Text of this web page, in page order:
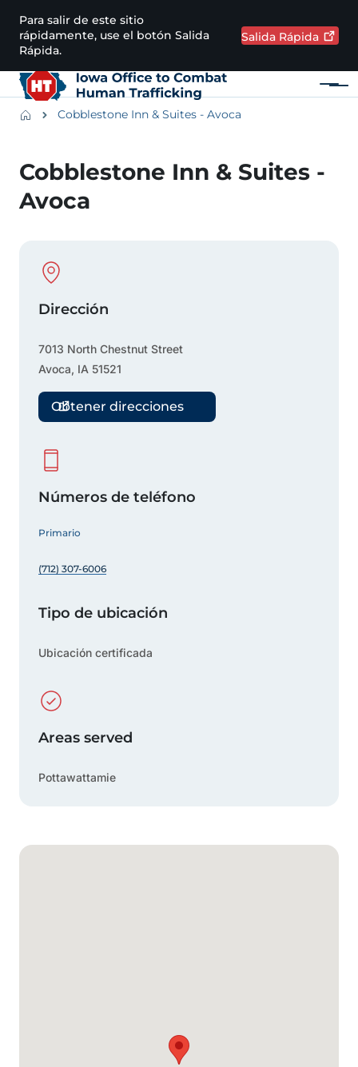
Pasar al contenido principal
Para salir de este sitio
rápidamente, use el botón Salida
Rápida.
Salida Rápida
Menú
Main navigation
BreadcrumbsCobblestone Inn & Suites - Avoca
Cobblestone Inn & Suites -
Avoca
Mapa de Google
Physical Location
Dirección
7013 North Chestnut Street
Avoca, IA 51521
Obtener direcciones
Números de teléfono
Primario
(712) 307-6006
Tipo de ubicación
Ubicación certificada
Areas served
Pottawattamie